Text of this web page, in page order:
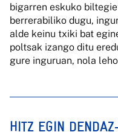
bigarren eskuko
berrerabiliko dugu,
alde keinu txiki bat
poltsak izango ditu
gure inguruan, nola
HITZ EGIN